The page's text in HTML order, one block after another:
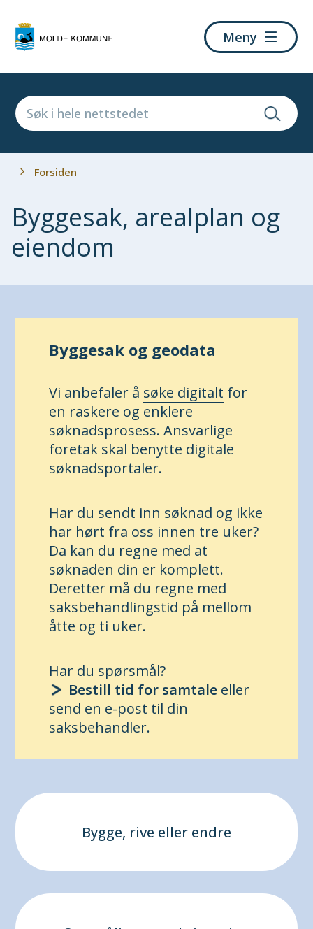
kommune
Meny
Du
Forsiden
Byggesak, arealplan og
eiendom
Byggesak og geodata
Vi anbefaler å søke digitalt for
en raskere og enklere
søknadsprosess. Ansvarlige
foretak skal benytte digitale
søknadsportaler.
Har du sendt inn søknad og ikke
har hørt fra oss innen tre uker?
Da kan du regne med at
søknaden din er komplett.
Deretter må du regne med
saksbehandlingstid på mellom
åtte og ti uker.
Har du spørsmål?
Bestill tid for samtale eller
send en e-post til din
saksbehandler.
Bygge, rive eller endre